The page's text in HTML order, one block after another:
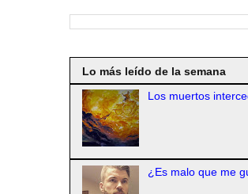
Lo más leído de la semana
Los muertos
¿Es malo que me